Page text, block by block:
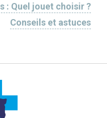
: Quel jouet choisir ?
Conseils et astuces